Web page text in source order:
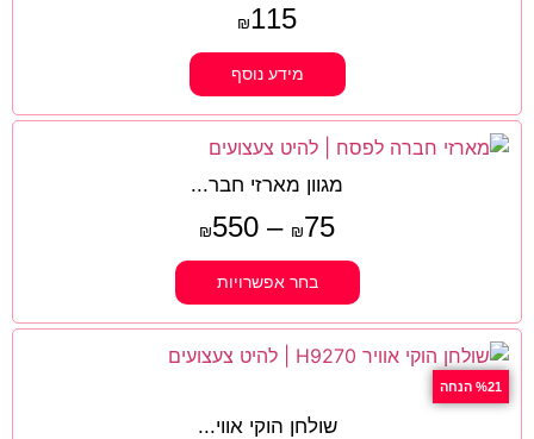
₪115
מידע נוסף
מגוון מארזי חבר...
₪75
–
₪550
בחר אפשרויות
%21 הנחה
שולחן הוקי אווי...